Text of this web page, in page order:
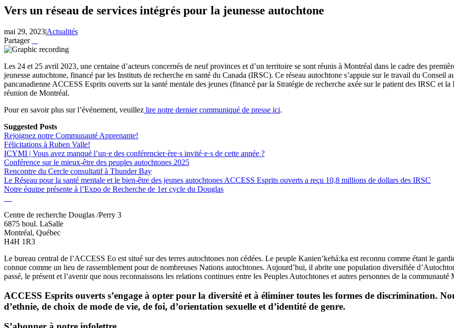
Vers un réseau de services intégrés pour la jeunesse autochtone
mai 29, 2023|Actualités
Partager
Les 24 et 25 avril 2023, une centaine d’acteurs concernés de neuf provinces et d’un territoire se sont réunis à Montréal dans le cadre des
jeunesse autochtone, financé par les Instituts de recherche en santé du Canada (IRSC). Ce réseau autochtone s’appuie sur le travail du
pancanadienne ACCESS Esprits ouverts sur la santé mentale des jeunes (financé par la Stratégie de recherche axée sur le patient des IRSC et
réunion de Montréal.
Pour en savoir plus sur l’événement, veuillez lire notre dernier communiqué de presse ici.
Suggested Posts
Rejoignez notre Communauté Apprenante!
Félicitations à Ruben Valle!
ICYMI | Vous avez manqué l’un·e des conférencier·ère·s invité·e·s de cette année ?
Conférence sur le mieux-être des peuples autochtones 2025
Rencontre du Cercle consultatif à Thunder Bay
Le Réseau pour la santé mentale et le bien-être des jeunes autochtones ACCESS Esprits ouverts a reçu 10,8 millions de dollars des IRSC
Notre équipe présente à l’Expo de Recherche de 1er cycle du Douglas
Centre de recherche Douglas /Perry 3
6875 boul. LaSalle
Montréal, Québec
H4H 1R3
Le bureau central de l’ACCESS Eo est situé sur des terres autochtones non cédées. Le peuple Kanien’kehá:ka est reconnu comme étant le
connue comme un lieu de rassemblement pour de nombreuses Nations autochtones. Aujourd’hui, il abrite une population diversifiée
passé, le présent et l’avenir que nous reconnaissons les relations continues entre les Peuples Autochtones et autres personnes de la
ACCESS Esprits ouverts s’engage à opter pour la diversité et à éliminer toutes les formes de discrimination.
d’ethnie, de choix de mode de vie, de foi, d’orientation sexuelle et d’identité de genre.